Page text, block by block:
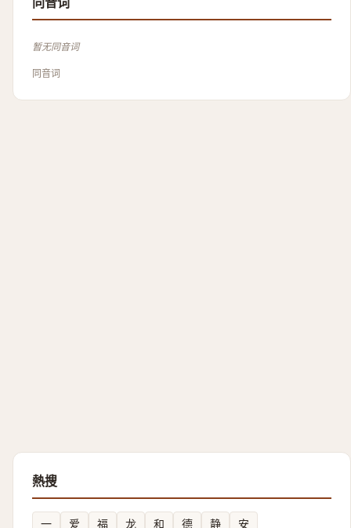
暂无同音词
同音词
熱搜
一 爱 福 龙 和 德 静 安